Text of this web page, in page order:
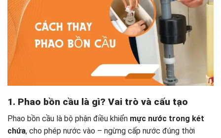
1. Phao bồn cầu là gì? Vai trò và cấu tạo
Phao bồn cầu là bộ phận điều khiển mực nước trong két
chứa, cho phép nước vào – ngừng cấp nước đúng thời